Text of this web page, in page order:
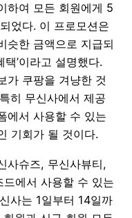
하여 모든 회원에게 5
었다. 이 프로모션은
슷한 금액으로 지급되
’이라고 설명했다.
가 쿠팡을 겨냥한 것
히 무신사에서 제공
에서 사용할 수 있는
기회가 될 것이다.
사슈즈, 무신사뷰티,
에서 사용할 수 있는
사는 1일부터 14일까